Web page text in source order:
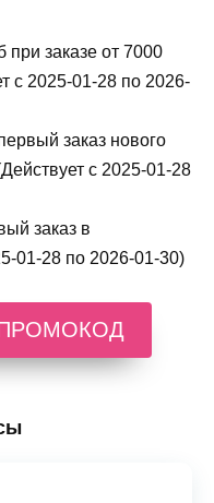
заказе от 7000
с 2025-01-28 по 2026-
заказ нового
с 2025-01-28
заказ в
01-28 по 2026-01-30)